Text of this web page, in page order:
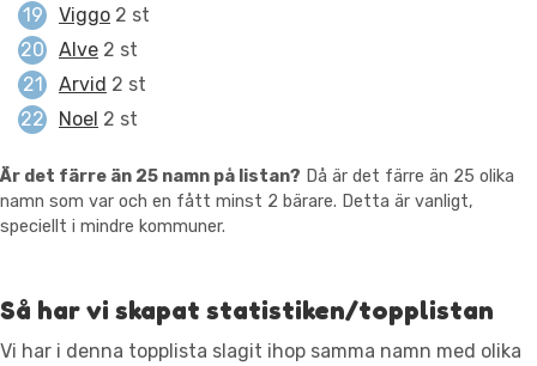
Viggo 2 st
Alve 2 st
Arvid 2 st
Noel 2 st
Är det färre än 25 namn på listan? Då är det färre än 25 olika
namn som var och en fått minst 2 bärare. Detta är vanligt,
speciellt i mindre kommuner.
Så har vi skapat statistiken/topplistan
Vi har i denna topplista slagit ihop samma namn med olika